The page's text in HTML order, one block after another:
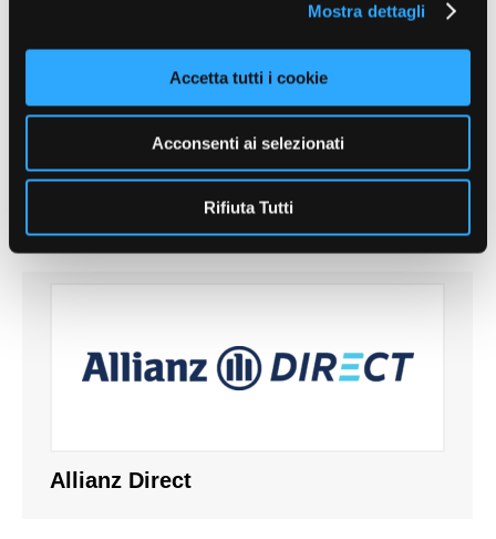
Mostra dettagli
Accetta tutti i cookie
Acconsenti ai selezionati
Rifiuta Tutti
EMAPI – Copertura per infortuni
professionali ed extraprofessionali
Allianz Direct